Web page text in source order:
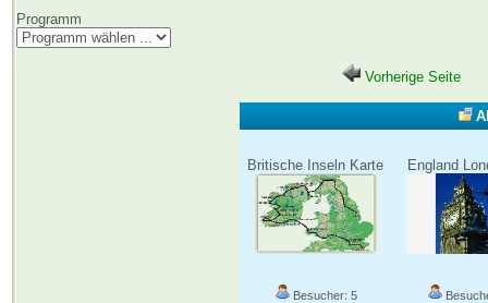
Programm
Vorherige Seite
Britische Inseln Karte England
Besucher: 5